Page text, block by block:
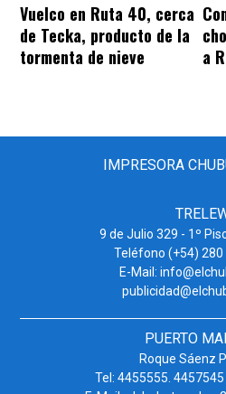
Vuelco en Ruta 40, cerca
de Tecka, producto de la
tormenta de nieve
a
IMPRESORA
9 de Julio 329 - 1º
Teléfono (+54)
E-Mail:
PUERTO
Roque Sáenz
Tel: 4455555.